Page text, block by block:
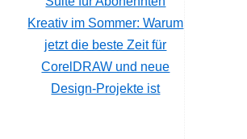
Kreativ im Sommer: Warum
jetzt die beste Zeit für
CorelDRAW und neue
Design-Projekte ist